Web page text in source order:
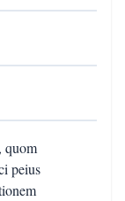
quom
peius